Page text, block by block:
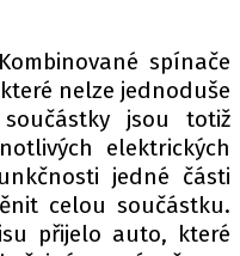
spínače
nelze jednoduše
jsou totiž
elektrických
jedné části
celou součástku.
přijelo auto, které